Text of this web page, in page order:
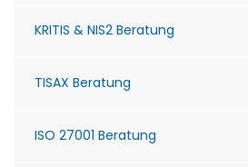
KRITIS & NIS2 Beratung
TISAX Beratung
ISO 27001 Beratung